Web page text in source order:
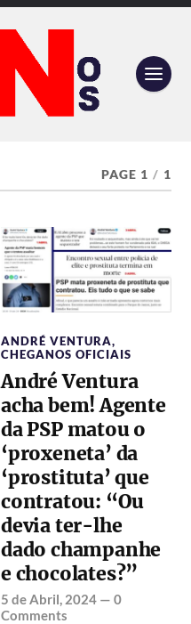
PAGE 1 / 1
ANDRÉ VENTURA,
CHEGANOS OFICIAIS
André Ventura
acha bem! Agente
da PSP matou o
‘proxeneta’ da
‘prostituta’ que
contratou: “Ou
devia ter-lhe
dado champanhe
e chocolates?”
5 de Abril, 2024 —0
Comments